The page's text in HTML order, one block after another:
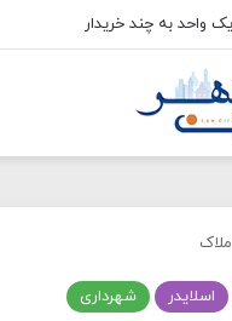
واحد به چند خریدار
اسلایدر شهرداری